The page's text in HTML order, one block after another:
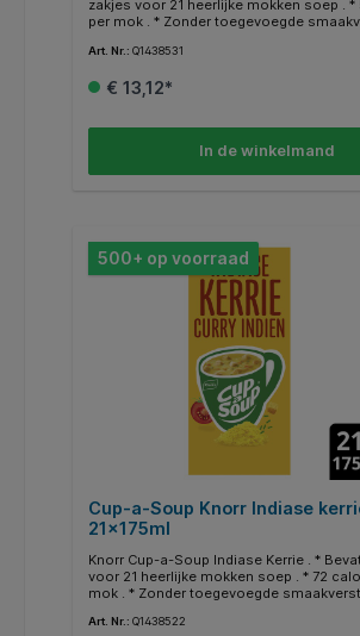
zakjes voor 21 heerlijke mokken soep .
per mok . * Zonder toegevoegde
bereiden . * Een heerlijk tussendoortje .
Art. Nr.: Q1438531
€ 13,12*
In de winkelmand
500+ op voorraad
Cup-a-Soup Knorr Indiase
21x175ml
Knorr Cup-a-Soup Indiase Kerrie . *
voor 21 heerlijke mokken soep . * 72
mok . * Zonder toegevoegde
Eenvoudig en snel te bereiden . * Een
Art. Nr.: Q1438522